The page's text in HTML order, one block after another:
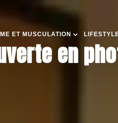
ET MUSCULATION
en